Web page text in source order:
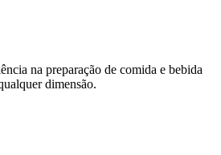
na preparação de comida e bebida
dimensão.